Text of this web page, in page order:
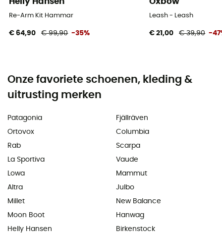
Re-Arm Kit Hammar
€ 64,90 € 99,90 -35%
Leash - Leash
€ 21,00 € 39,90 -
Onze favoriete schoenen, kleding &
uitrusting merken
Patagonia
Ortovox
Rab
La Sportiva
Lowa
Altra
Millet
Moon Boot
Helly Hansen
Fjällräven
Columbia
Scarpa
Vaude
Mammut
Julbo
New Balance
Hanwag
Birkenstock